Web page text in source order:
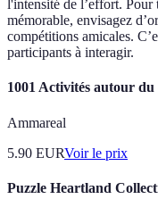
l'intensité de l’effort. Pour
mémorable, envisagez
compétitions amicales.
participants à interagir.
1001 Activités autour du
Ammareal
5.90 EURVoir le prix
Puzzle Heartland